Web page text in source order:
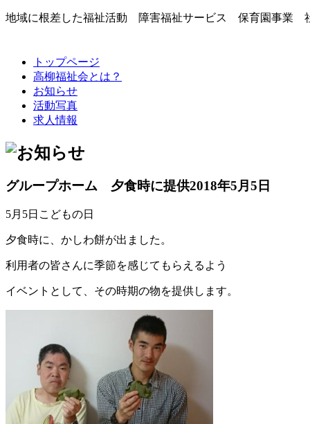
地域に根差した福祉活動 障害福祉サービス 保育園事業
トップページ
高柳福祉会とは？
お知らせ
活動写真
求人情報
グループホーム 夕食時に提供2018年5月5日
5月5日こどもの日
夕食時に、かしわ餅が出ました。
利用者の皆さんに季節を感じてもらえるよう
イベントとして、その時期の物を提供します。